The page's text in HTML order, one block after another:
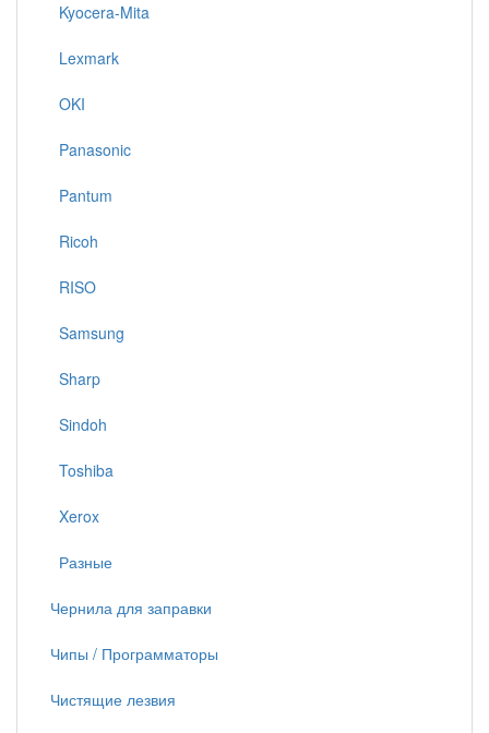
Kyocera-Mita
Lexmark
OKI
Panasonic
Pantum
Ricoh
RISO
Samsung
Sharp
Sindoh
Toshiba
Xerox
Разные
Чернила для заправки
Чипы / Программаторы
Чистящие лезвия